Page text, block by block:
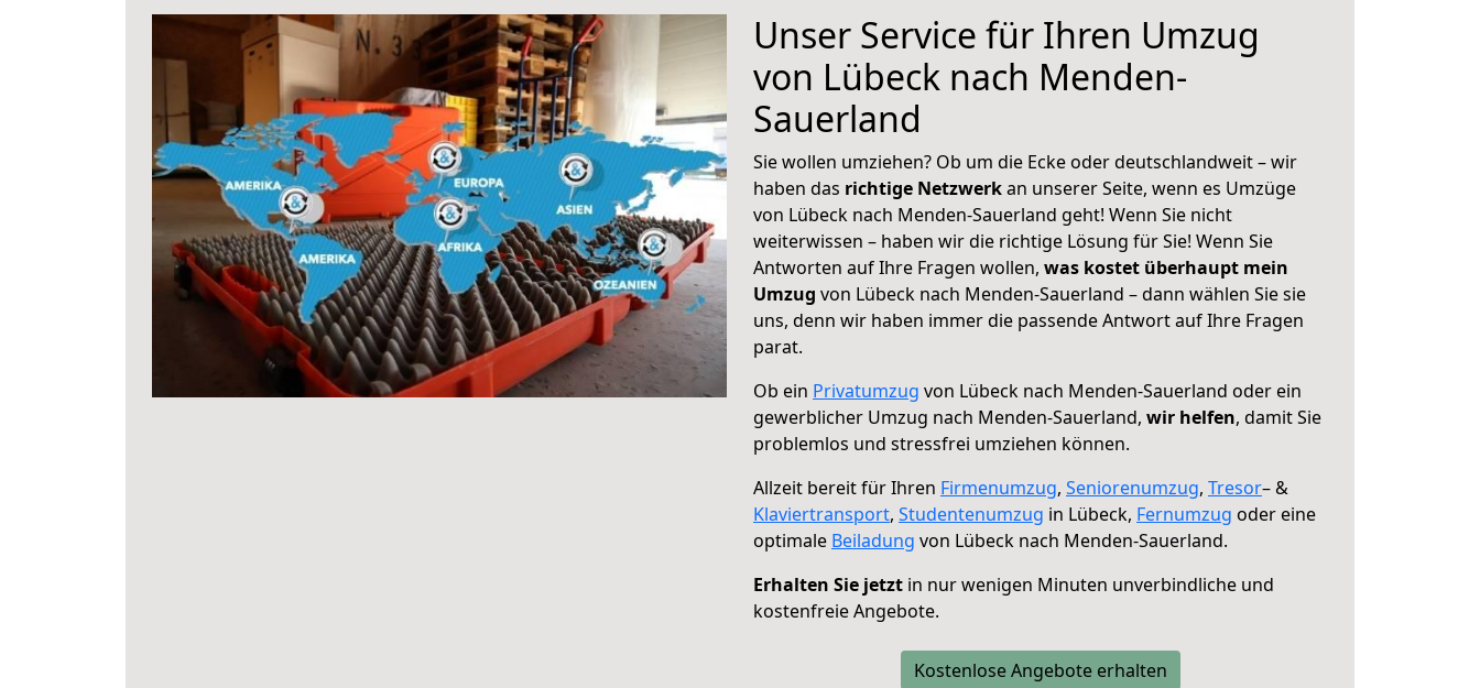
Unser Service für Ihren Umzug
von Lübeck nach Menden-
Sauerland
Sie wollen umziehen? Ob um die Ecke oder deutschlandweit – wir
haben das richtige Netzwerkan unserer Seite, wenn es Umzüge
von Lübeck nach Menden-Sauerland geht! Wenn Sie nicht
weiterwissen – haben wir die richtige Lösung für Sie! Wenn Sie
Antworten auf Ihre Fragen wollen, was kostet überhaupt mein
Umzug von Lübeck nach Menden-Sauerland – dann wählen Sie sie
uns, denn wir haben immer die passende Antwort auf Ihre Fragen
parat.
Ob ein Privatumzug von Lübeck nach Menden-Sauerland oder ein
gewerblicher Umzug nach Menden-Sauerland, wir helfen, damit Sie
problemlos und stressfrei umziehen können.
Allzeit bereit für Ihren Firmenumzug, Seniorenumzug, Tresor– &
Klaviertransport, Studentenumzug in Lübeck, Fernumzug oder eine
optimale Beiladung von Lübeck nach Menden-Sauerland.
Erhalten Sie jetzt in nur wenigen Minuten unverbindliche und
kostenfreie Angebote.
Kostenlose Angebote erhalten